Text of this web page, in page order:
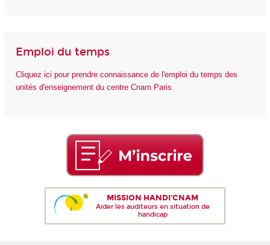
Emploi du temps
Cliquez ici pour prendre connaissance de l'emploi du temps des
unités d'enseignement du centre Cnam Paris.
MISSION HANDI'CNAM
Aider les auditeurs en situation de
handicap